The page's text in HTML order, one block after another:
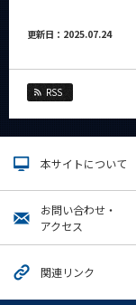
更新日：2025.07.24
RSS
本サイトについて
お問い合わせ・
アクセス
関連リンク